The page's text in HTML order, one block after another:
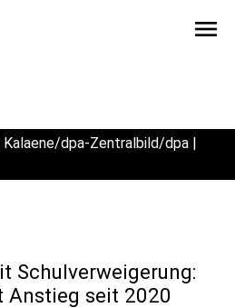
menu
dpa-Zentralbild/dpa |
Schulverweigerung:
Anstieg seit 2020